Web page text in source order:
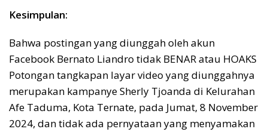
Kesimpulan:
Bahwa postingan yang diunggah oleh akun
Facebook Bernato Liandro tidak BENAR atau HOAKS
Potongan tangkapan layar video yang diunggahnya
merupakan kampanye Sherly Tjoanda di Kelurahan
Afe Taduma, Kota Ternate, pada Jumat, 8 November
2024, dan tidak ada pernyataan yang menyamakan